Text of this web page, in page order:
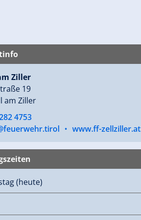
Ziller
19
am Ziller
4753
• www.ff-zellziller.at
(heute)